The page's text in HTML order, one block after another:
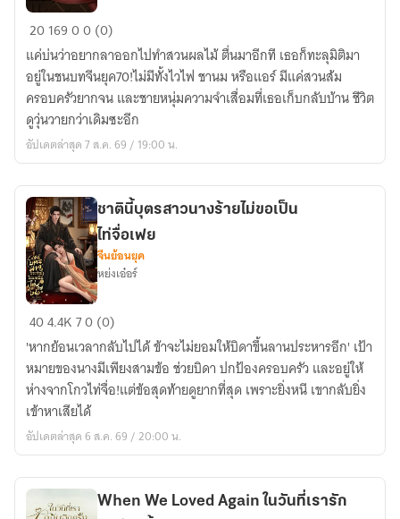
แดง
ชีวิต
ใหม่
ใน
ยุค
70's
ขอ
สร้าง
อบอุ่น
2016900 (0)
แค่บ่นว่าอยากลาออกไปทำสวนผลไม้ ตื่นมาอีกที เธอก็ทะลุมิติมา
อยู่ในชนบทจีนยุค70!ไม่มีทั้งไวไฟ ชานม หรือแอร์ มีแค่สวนส้ม
ครอบครัวยากจน และชายหนุ่มความจำเสื่อมที่เธอเก็บกลับบ้าน ชีวิต
ดูวุ่นวายกว่าเดิมซะอีก
อัปเดตล่าสุด 7 ส.ค. 69 / 19:00 น.
ชาติ
บุตร
สาว
นาง
ร้าย
ไม่
เป็น
ไท่จื่อเฟย
ชาตินี้บุตรสาวนางร้ายไม่ขอเป็น
ไท่จื่อเฟย
จีนย้อนยุค
หย่งเอ๋อร์
404.4K70 (0)
'หากย้อนเวลากลับไปได้ ข้าจะไม่ยอมให้บิดาขึ้นลานประหารอีก' เป้า
หมายของนางมีเพียงสามข้อ ช่วยบิดา ปกป้องครอบครัว และอยู่ให้
ห่างจากโกวไท่จื่อ!แต่ข้อสุดท้ายดูยากที่สุด เพราะยิ่งหนี เขากลับยิ่ง
เข้าหาเสียได้
อัปเดตล่าสุด 6 ส.ค. 69 / 20:00 น.
When We Loved Again ในวันที่เรารัก